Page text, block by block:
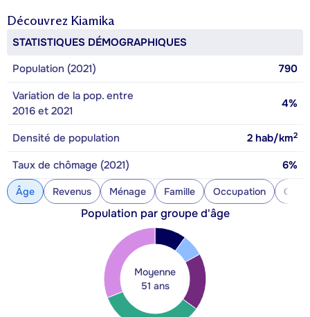
Découvrez Kiamika
STATISTIQUES DÉMOGRAPHIQUES
Population (2021)
790
Variation de la pop. entre
2016 et 2021
4%
Densité de population 2 hab/km2
Taux de chômage (2021) 6%
Âge Revenus Ménage Famille Occupation
Population par groupe d'âge
Moyenne
51 ans